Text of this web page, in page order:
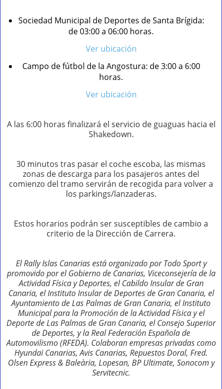
Sociedad Municipal de Deportes de Santa Brígida:
de 03:00 a 06:00 horas.
Ver ubicación​​
Campo de fútbol de la Angostura: de 3:00 a 6:00
horas.
Ver ubicación
A las 6:00 horas finalizará el servicio de guaguas hacia el
Shakedown.
30 minutos tras pasar el coche escoba, las mismas
zonas de descarga para los pasajeros antes del
comienzo del tramo servirán de recogida para volver a
los parkings/lanzaderas.
Estos horarios podrán ser susceptibles de cambio a
criterio de la Dirección de Carrera.
El Rally Islas Canarias está organizado por Todo Sport y
promovido por el Gobierno de Canarias, Viceconsejería de la
Actividad Física y Deportes, el Cabildo Insular de Gran
Canaria, el Instituto Insular de Deportes de Gran Canaria, el
Ayuntamiento de Las Palmas de Gran Canaria, el Instituto
Municipal para la Promoción de la Actividad Física y el
Deporte de Las Palmas de Gran Canaria, el Consejo Superior
de Deportes, y la Real Federación Española de
Automovilismo (RFEDA). Colaboran empresas privadas como
Hyundai Canarias, Avis Canarias, Repuestos Doral, Fred.
Olsen Express & Baleària, Lopesan, BP Ultimate, Sonocom y
Servitecnic.